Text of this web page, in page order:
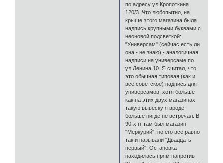
по адресу ул.Кропоткина
120/3. Что любопытно, на
крыше этого магазина была
надпись крупными буквами с
неоновой подсветкой:
"Универсам" (сейчас есть ли
она - не знаю) - аналогичная
надписи на универсаме по
ул.Ленина 10. Я считал, что
это обычная типовая (как и
всё советское) надпись для
универсамов, хотя больше
как на этих двух магазинах
такую вывеску я вроде
больше нигде не встречал. В
90-х гг там был магазин
"Меркурий", но его всё равно
так и называли "Двадцать
первый". Остановка
находилась прям напротив